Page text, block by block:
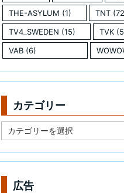
THE-ASYLUM (1) TNT
TV4_SWEDEN (15) TVK
VAB (6)
カテゴリー
テ
リ
広告